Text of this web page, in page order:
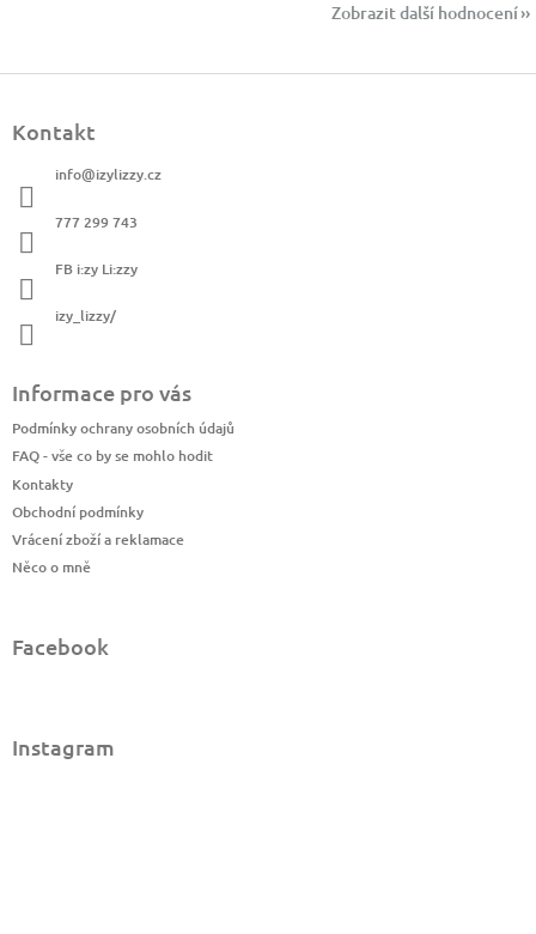
Zobrazit další hodnocení
Kontakt
info@izylizzy.cz
777 299 743
FB i:zy Li:zzy
izy_lizzy/
Informace pro vás
Podmínky ochrany osobních údajů
FAQ - vše co by se mohlo hodit
Kontakty
Obchodní podmínky
Vrácení zboží a reklamace
Něco o mně
Facebook
Instagram